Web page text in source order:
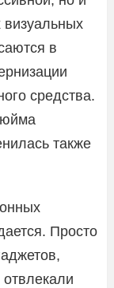
в
средства.
также
Просто